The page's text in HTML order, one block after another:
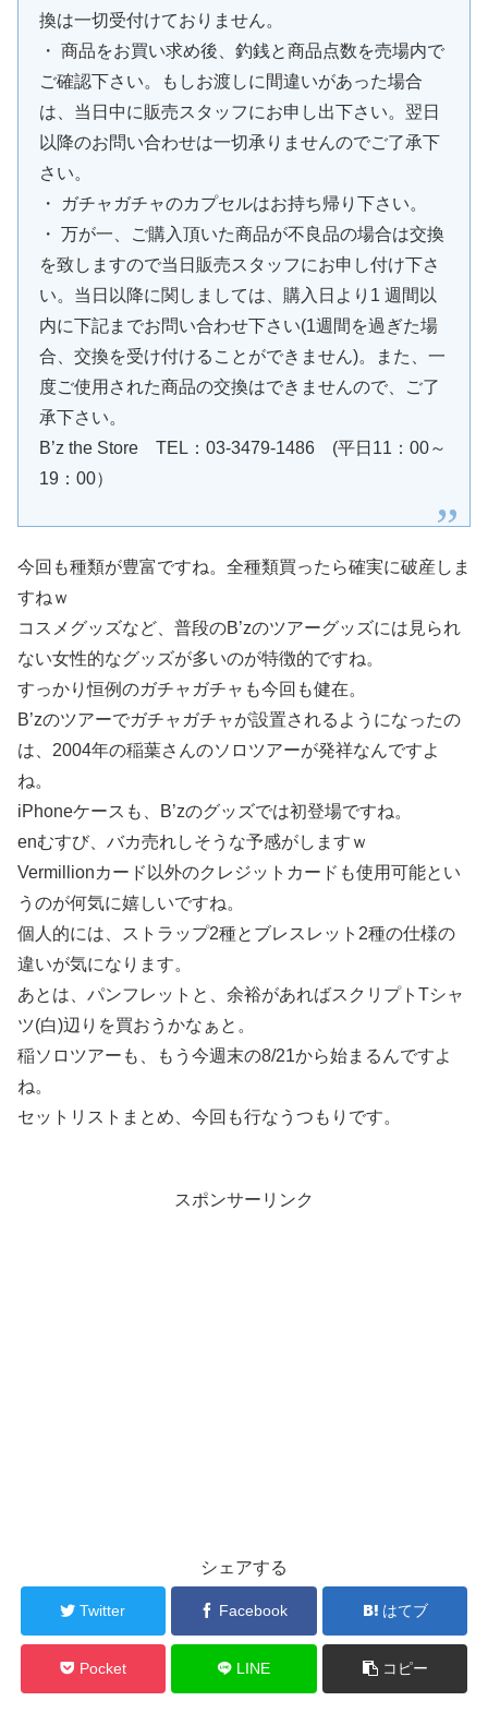
換は一切受付けておりません。
・ 商品をお買い求め後、釣銭と商品点数を売場内で
ご確認下さい。もしお渡しに間違いがあった場合
は、当日中に販売スタッフにお申し出下さい。翌日
以降のお問い合わせは一切承りませんのでご了承下
さい。
・ ガチャガチャのカプセルはお持ち帰り下さい。
・ 万が一、ご購入頂いた商品が不良品の場合は交換
を致しますので当日販売スタッフにお申し付け下さ
い。当日以降に関しましては、購入日より1 週間以
内に下記までお問い合わせ下さい(1週間を過ぎた場
合、交換を受け付けることができません)。また、一
度ご使用された商品の交換はできませんので、ご了
承下さい。
B’z the Store TEL：03-3479-1486 (平日11：00～
19：00）
今回も種類が豊富ですね。全種類買ったら確実に破産しま
すねｗ
コスメグッズなど、普段のB’zのツアーグッズには見られ
ない女性的なグッズが多いのが特徴的ですね。
すっかり恒例のガチャガチャも今回も健在。
B’zのツアーでガチャガチャが設置されるようになったの
は、2004年の稲葉さんのソロツアーが発祥なんですよ
ね。
iPhoneケースも、B’zのグッズでは初登場ですね。
enむすび、バカ売れしそうな予感がしますｗ
Vermillionカード以外のクレジットカードも使用可能とい
うのが何気に嬉しいですね。
個人的には、ストラップ2種とブレスレット2種の仕様の
違いが気になります。
あとは、パンフレットと、余裕があればスクリプトTシャ
ツ(白)辺りを買おうかなぁと。
稲ソロツアーも、もう今週末の8/21から始まるんですよ
ね。
セットリストまとめ、今回も行なうつもりです。
スポンサーリンク
シェアする
Twitter Facebook はてブ
Pocket LINE コピー